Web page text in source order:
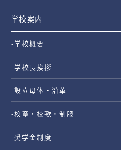
学校案内
-学校概要
-学校長挨拶
-設立母体・沿革
-校章・校歌・制服
-奨学金制度